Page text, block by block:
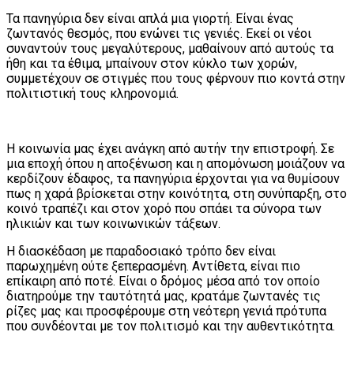
Τα πανηγύρια δεν είναι απλά μια γιορτή. Είναι ένας
ζωντανός θεσμός, που ενώνει τις γενιές. Εκεί οι νέοι
συναντούν τους μεγαλύτερους, μαθαίνουν από αυτούς τα
ήθη και τα έθιμα, μπαίνουν στον κύκλο των χορών,
συμμετέχουν σε στιγμές που τους φέρνουν πιο κοντά στην
πολιτιστική τους κληρονομιά.
Η κοινωνία μας έχει ανάγκη από αυτήν την επιστροφή. Σε
μια εποχή όπου η αποξένωση και η απομόνωση μοιάζουν να
κερδίζουν έδαφος, τα πανηγύρια έρχονται για να θυμίσουν
πως η χαρά βρίσκεται στην κοινότητα, στη συνύπαρξη, στο
κοινό τραπέζι και στον χορό που σπάει τα σύνορα των
ηλικιών και των κοινωνικών τάξεων.
Η διασκέδαση με παραδοσιακό τρόπο δεν είναι
παρωχημένη ούτε ξεπερασμένη. Αντίθετα, είναι πιο
επίκαιρη από ποτέ. Είναι ο δρόμος μέσα από τον οποίο
διατηρούμε την ταυτότητά μας, κρατάμε ζωντανές τις
ρίζες μας και προσφέρουμε στη νεότερη γενιά πρότυπα
που συνδέονται με τον πολιτισμό και την αυθεντικότητα.